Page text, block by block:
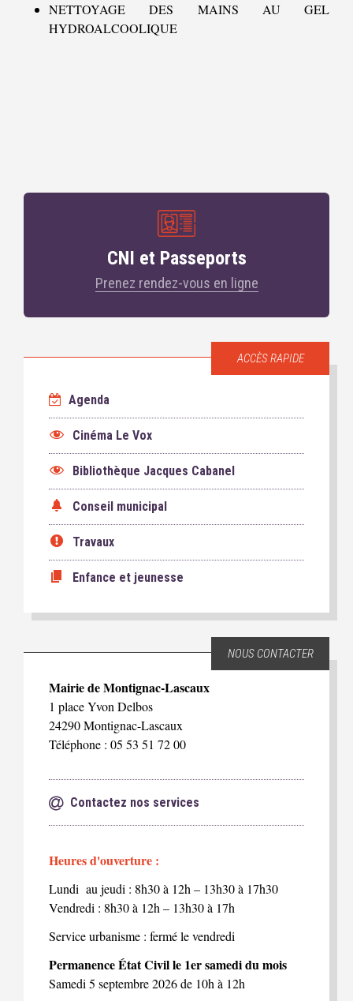
NETTOYAGE DES MAINS AU GEL
HYDROALCOOLIQUE
CNI et Passeports
Prenez rendez-vous en ligne
ACCÈS RAPIDE
Agenda
Cinéma Le Vox
Bibliothèque Jacques Cabanel
Conseil municipal
Travaux
Enfance et jeunesse
NOUS CONTACTER
Mairie de Montignac-Lascaux
1 place Yvon Delbos
24290 Montignac-Lascaux
Téléphone : 05 53 51 72 00
Contactez nos services
Heures d'ouverture :
Lundi au jeudi : 8h30 à 12h – 13h30 à 17h30
Vendredi : 8h30 à 12h – 13h30 à 17h
Service urbanisme : fermé le vendredi
Permanence État Civil le 1er samedi du mois
Samedi 5 septembre 2026 de 10h à 12h